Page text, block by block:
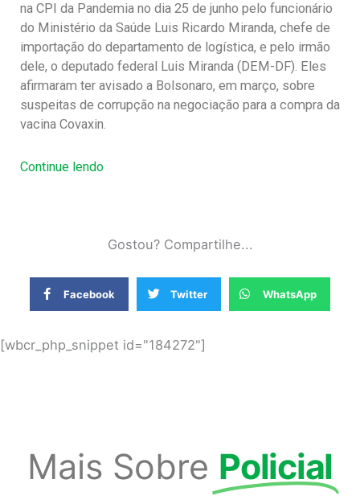
na CPI da Pandemia no dia 25 de junho pelo funcionário
do Ministério da Saúde Luis Ricardo Miranda, chefe de
importação do departamento de logística, e pelo irmão
dele, o deputado federal Luis Miranda (DEM-DF). Eles
afirmaram ter avisado a Bolsonaro, em março, sobre
suspeitas de corrupção na negociação para a compra da
vacina Covaxin.
Continue lendo
Gostou? Compartilhe...
Facebook Twitter WhatsApp
[wbcr_php_snippet id="184272"]
Mais Sobre Policial